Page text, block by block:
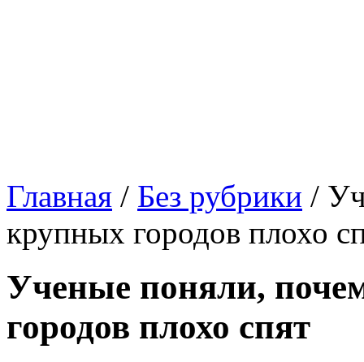
Главная / Без рубрики /
крупных городов плохо
Ученые поняли,
городов плохо спят